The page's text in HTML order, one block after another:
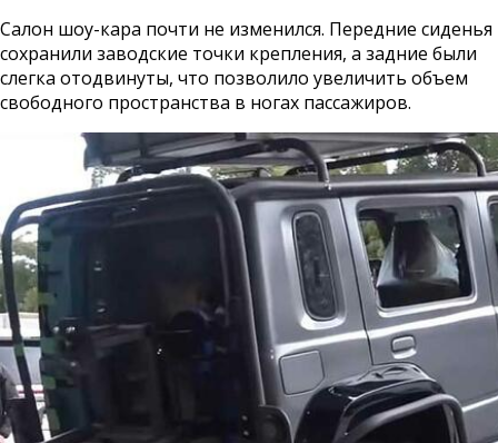
Салон шоу-кара почти не изменился. Передние сиденья
сохранили заводские точки крепления, а задние были
слегка отодвинуты, что позволило увеличить объем
свободного пространства в ногах пассажиров.